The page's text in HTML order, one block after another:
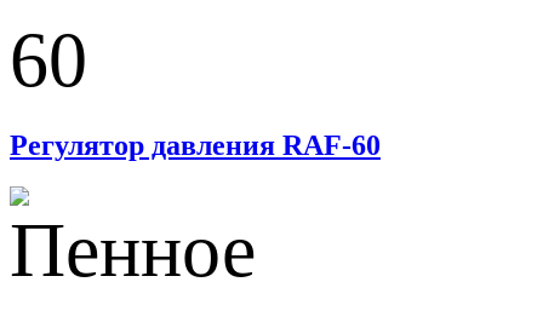
Регулятор давления RAF-60